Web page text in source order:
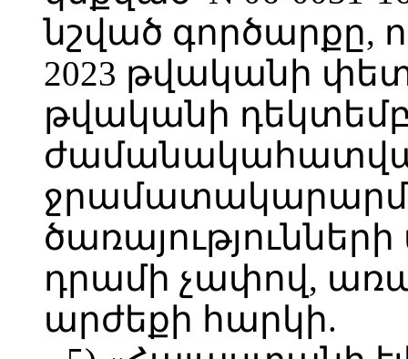
նշված գործարքը,
2023 թվականի
թվականի
ծառայությունների
դրամի չափով,
արժեքի հարկի.